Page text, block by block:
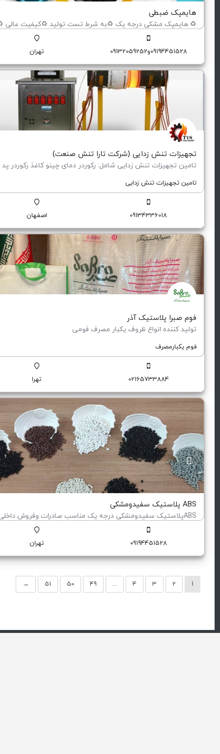
هایمپک ضبطی
گرانول بازیافت پلاستیک
09194451528و09132059252
تهران
تجهیزات تنش زدایی (شرکت تارا تنش صنعت)
تامین تجهیزات تنش زدایی
09134336018 اصفهان
فوم صبرا پلاستیک آذر
تولید کننده انواع ظروف یکبار مصرف فومی
فوم یکبارمصرف
02165733884 تهرا
ABS پلاستیک سفیدومشکی
گرانول بازیافت پلاستیک
09194451528
تهران
1
2
3
4
...
49
50
51
→